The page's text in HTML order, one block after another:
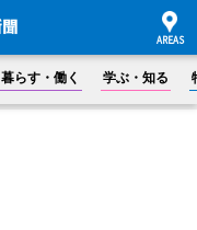
暮らす・働く 学ぶ・知る